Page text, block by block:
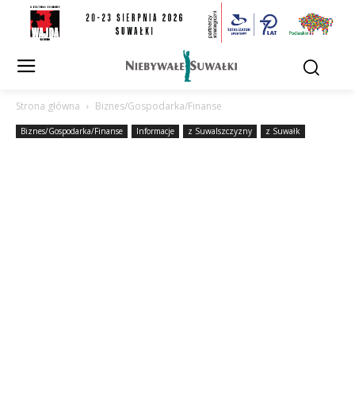
Strona główna Biznes/Gospodarka/Finanse
Biznes/Gospodarka/Finanse Informacje z Suwalszczyzny z Suwałk